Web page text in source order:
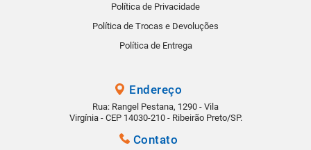
Política de Privacidade
Política de Trocas e Devoluções
Política de Entrega
Endereço
Rua: Rangel Pestana, 1290 - Vila
Virgínia - CEP 14030-210 - Ribeirão Preto/SP.
Contato